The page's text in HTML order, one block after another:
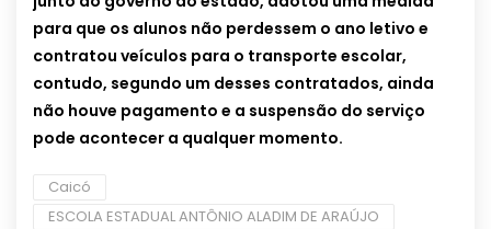
para que os alunos não perdessem o ano letivo e
contratou veículos para o transporte escolar,
contudo, segundo um desses contratados, ainda
não houve pagamento e a suspensão do serviço
pode acontecer a qualquer momento.
Caicó
ESCOLA ESTADUAL ANTÔNIO ALADIM DE ARAÚJO